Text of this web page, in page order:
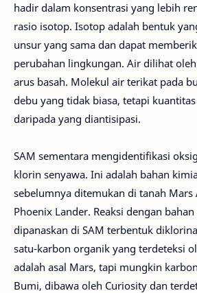
hadir dalam konsentrasi yang lebih
rasio isotop. Isotop adalah bentuk
unsur yang sama dan dapat
perubahan lingkungan. Air dilihat
arus basah. Molekul air terikat pada
debu yang tidak biasa, tetapi
daripada yang diantisipasi.
SAM sementara mengidentifikasi
klorin senyawa. Ini adalah bahan
sebelumnya ditemukan di tanah Mars
Phoenix Lander. Reaksi dengan
dipanaskan di SAM terbentuk
satu-karbon organik yang terdeteksi
adalah asal Mars, tapi mungkin
Bumi, dibawa oleh Curiosity dan